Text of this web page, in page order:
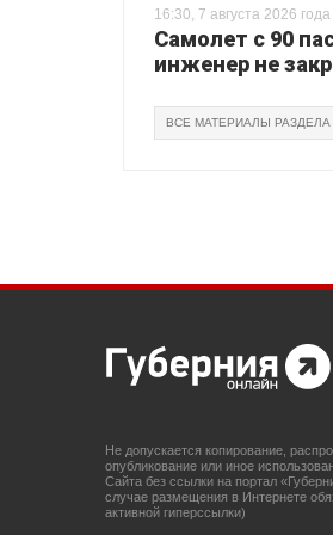
16:30, 7 августа 2026 года
Самолет с 90
инженер не
ВСЕ МАТЕРИАЛЫ РАЗДЕЛА
Не допускается копирование,
опубликование или иное
Сайта без ссылки на портал
случае размещения в Интернете
активной гиперссылки)